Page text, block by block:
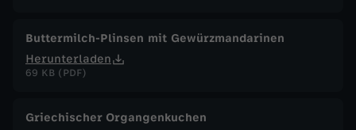
Buttermilch-Plinsen mit Gewürzmandarinen
Herunterladen
69 KB (PDF)
Griechischer Organgenkuchen